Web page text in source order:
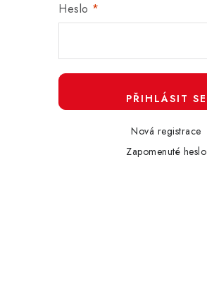
Heslo
PŘIHLÁSIT SE
Nová registrace
Zapomenuté heslo